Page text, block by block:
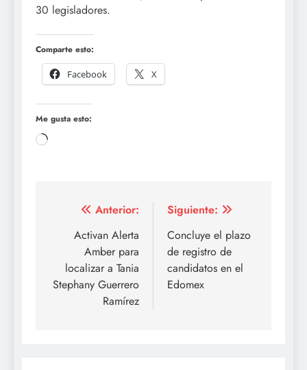
30 legisladores.
Comparte esto:
Facebook
X
Me gusta esto:
Cargando...
Navegación
entradas
Anterior:
Activan Alerta
Amber para
localizar a Tania
Stephany Guerrero
Ramírez
Siguiente:
Concluye el plazo
de registro de
candidatos en el
Edomex